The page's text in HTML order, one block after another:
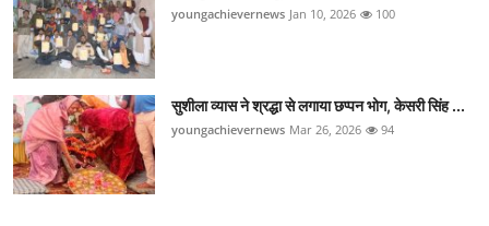
youngachievernews Jan 10, 2026 100
सुशीला व्यास ने श्रद्धा से लगाया छप्पन भोग, केसरी सिंह ...
youngachievernews Mar 26, 2026 94